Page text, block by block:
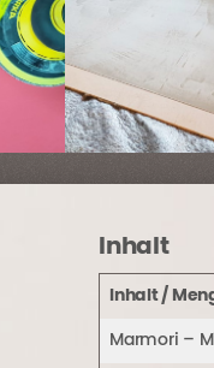
Inhalt
Inhalt /
Marmori –